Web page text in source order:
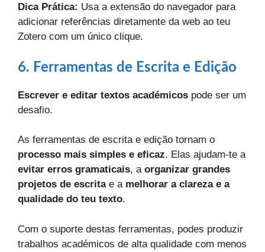
Dica Prática: Usa a extensão do navegador para
adicionar referências diretamente da web ao teu
Zotero com um único clique.
6. Ferramentas de Escrita e Edição
Escrever e editar textos académicos pode ser um
desafio.
As ferramentas de escrita e edição tornam o
processo mais simples e eficaz. Elas ajudam-te a
evitar erros gramaticais, a organizar grandes
projetos de escritae a melhorar a clareza e a
qualidade do teu texto.
Com o suporte destas ferramentas, podes produzir
trabalhos académicos de alta qualidade com menos